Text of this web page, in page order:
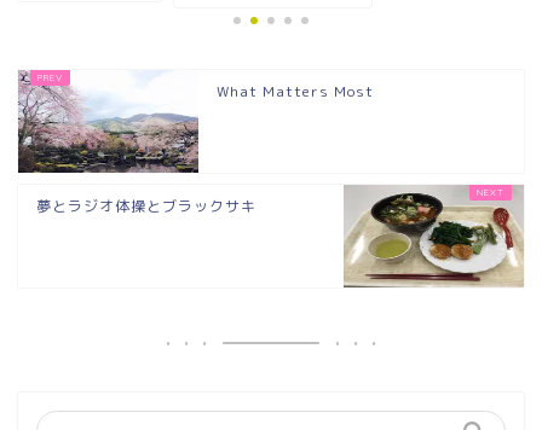
What Matters Most
夢とラジオ体操とブラックサキ